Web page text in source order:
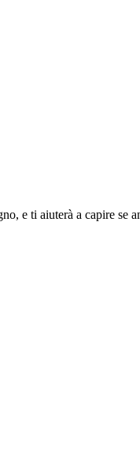
e ti aiuterà a capire se